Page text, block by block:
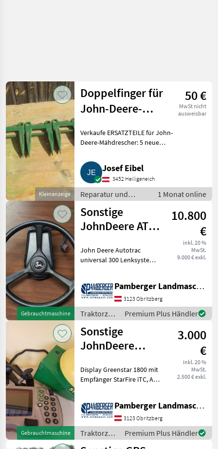
Kleinanzeige
Doppelfinger für
John-Deere-
50 €
MwSt nicht
ausweisbar
Verkaufe ERSATZTEILE für John-
Deere-Mähdrescher: 5 neue
Ersatzteil-Nummer Z11228.
Gesamtpreis € 50. Zusendung
möglich, zuzüglich Versand
Josef Eibel
3452 Heiligeneich
Reparatur und
Ersatzteile /
Sonstige Reparatur
und Ersatzteile
1 Monat online
Gebrauchtmaschine
Sonstige
JohnDeere ATU
6000
10.800
€
inkl. 20 %
MwSt.
9.000 € exkl.
John Deere Autotrac
universal 300 Lenksystem,
Signalgenauigkeit, John
Deere 4640 Monitor (26 cm
Bildschirmgrösse), A
Pamberger Landmaschinentechnik GmbH
3123 Obritzberg
Traktorzubehör
/ Sonstige
Premium Plus Händler
Gebrauchtmaschine
Sonstige
JohnDeere
mit StarFire iTC
3.000
€
inkl. 20 %
MwSt.
2.500 € exkl.
Display Greenstar 1800 mit
Empfänger StarFire iTC, A-
Spurführung/GPS
Pamberger Landmaschinentechnik GmbH
3123 Obritzberg
Traktorzubehör
/ Sonstige
Premium Plus Händler